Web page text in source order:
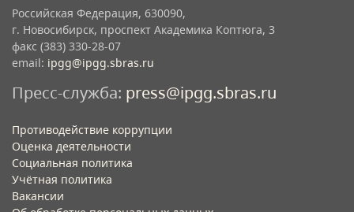
Российская Федерация, 630090,
г. Новосибирск, проспект Академика Коптюга, 3
факс (383) 330-28-07
email: ipgg@ipgg.sbras.ru
Пресс-служба: press@ipgg.sbras.ru
Противодействие коррупции
Оценка деятельности
Социальная политика
Учётная политика​
Вакансии​